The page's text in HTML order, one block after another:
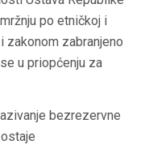
po etničkoj i
zakonom zabranjeno
u priopćenju za
bezrezervne
ostaje